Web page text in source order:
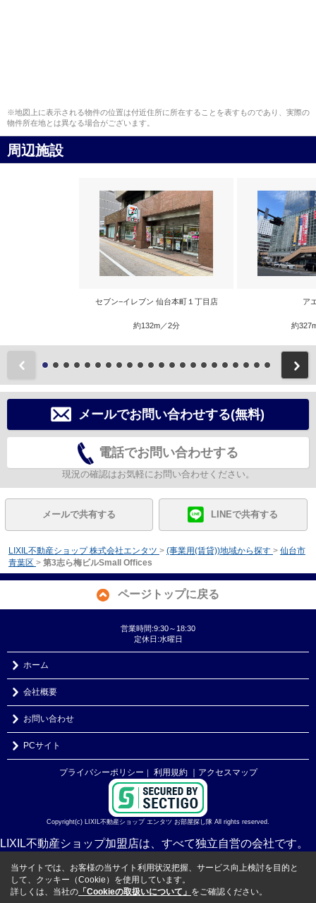
※地図上に表示される物件の位置は付近住所に所在することを表すものであり、実際の
物件所在地とは異なる場合がございます。
周辺施設
セブン−イレブン 仙台本町１丁目店
約132m／2分
ア
約
前
メールでお問い合わせする(無料)
電話でお問い合わせする
現況の確認はお気軽にお問い合わせください。
メールで共有する LINEで共有する
LIXIL不動産ショップ 株式会社エンタツ > (事業用(賃貸))地域から探す > 仙台市
青葉区 > 第3志ら梅ビルSmall Offices
ページトップに戻る
営業時間:9:30～18:30
定休日:水曜日
ホーム
会社概要
お問い合わせ
PCサイト
プライバシーポリシー 利用規約 ｜アクセスマップ
Copyright(c) LIXIL不動産ショップ エンタツ お部屋探し隊 All rights reserved.
LIXIL不動産ショップ加盟店は、すべて独立自営の会社です。
当サイトでは、お客様の当サイト利用状況把握、サービス向上検討を目的と
して、クッキー（Cookie）を使用しています。
詳しくは、当社の 「Cookieの取扱いについて」 をご確認ください。